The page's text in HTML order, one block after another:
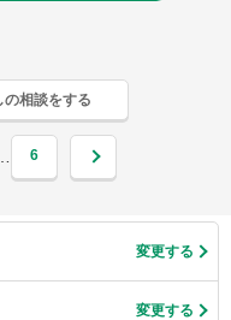
の相談をする
6
変更する
変更する